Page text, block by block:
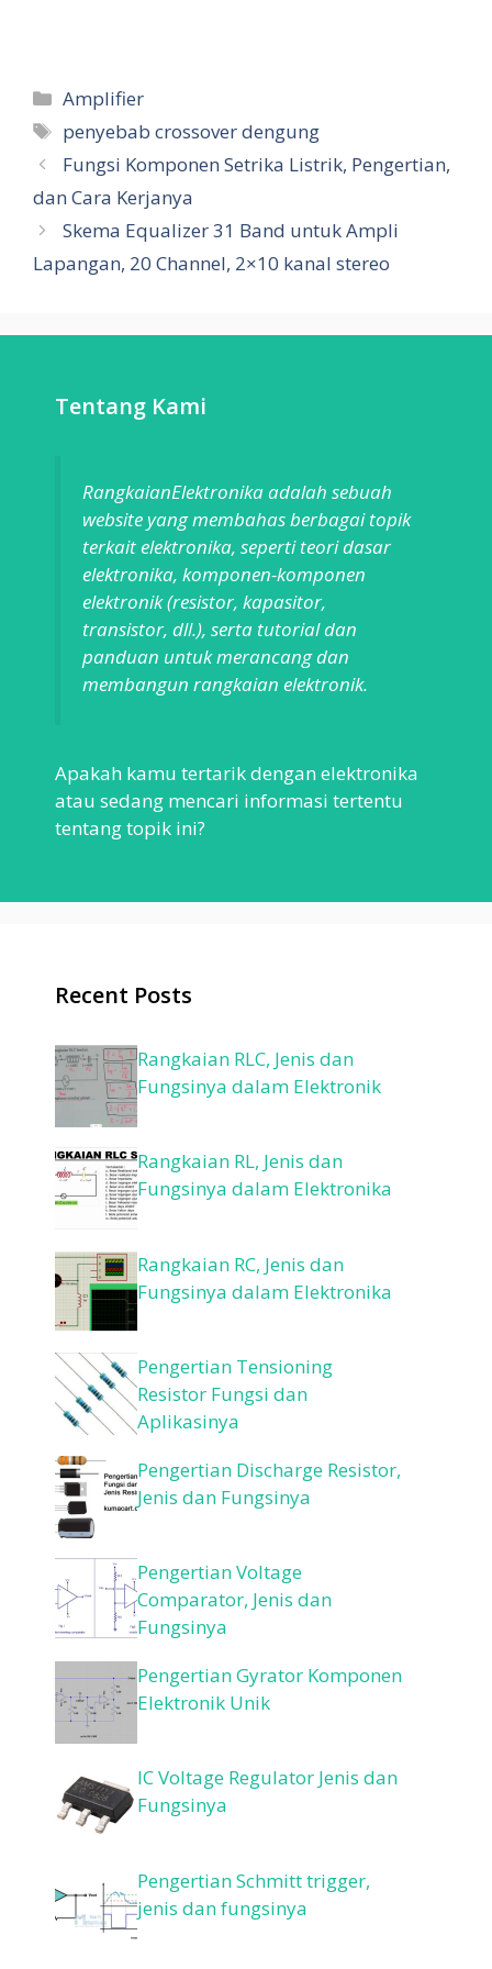
Categories
Amplifier
Tags
penyebab crossover dengung
Fungsi Komponen Setrika Listrik, Pengertian,
dan Cara Kerjanya
Skema Equalizer 31 Band untuk Ampli
Lapangan, 20 Channel, 2×10 kanal stereo
Tentang Kami
RangkaianElektronika adalah sebuah
website yang membahas berbagai topik
terkait elektronika, seperti teori dasar
elektronika, komponen-komponen
elektronik (resistor, kapasitor,
transistor, dll.), serta tutorial dan
panduan untuk merancang dan
membangun rangkaian elektronik.
Apakah kamu tertarik dengan elektronika
atau sedang mencari informasi tertentu
tentang topik ini?
Recent Posts
Rangkaian RLC, Jenis dan
Fungsinya dalam Elektronik
Rangkaian RL, Jenis dan
Fungsinya dalam Elektronika
Rangkaian RC, Jenis dan
Fungsinya dalam Elektronika
Pengertian Tensioning
Resistor Fungsi dan
Aplikasinya
Pengertian Discharge Resistor,
Jenis dan Fungsinya
Pengertian Voltage
Comparator, Jenis dan
Fungsinya
Pengertian Gyrator Komponen
Elektronik Unik
IC Voltage Regulator Jenis dan
Fungsinya
Pengertian Schmitt trigger,
jenis dan fungsinya